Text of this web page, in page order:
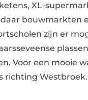
XL-
zijn er
Voor een mooie
richting Westbroek.